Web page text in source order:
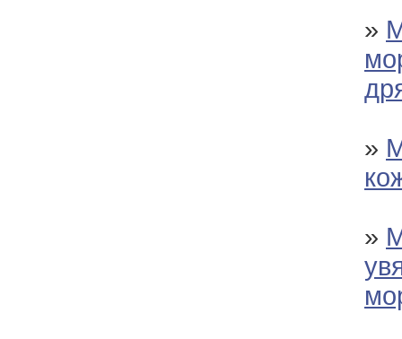
»
»
»